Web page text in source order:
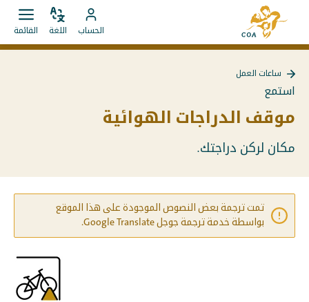
الانتقال
مباشرة
إلى
إلى
الصفحة
الرئيسية
MyCOA
انتقل
إلى
الحساب
ضبط
اللغة القائمة
ساعات العمل
استمع
موقف الدراجات الهوائية
مكان لركن دراجتك.
تمت ترجمة بعض النصوص الموجودة على هذا الموقع
بواسطة خدمة ترجمة جوجل Google Translate.